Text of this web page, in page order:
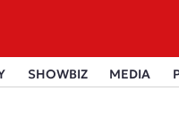
SHOWBIZ MEDIA